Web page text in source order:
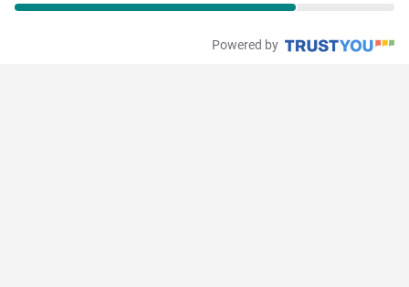
Powered by